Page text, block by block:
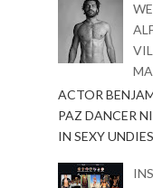
ACTOR
PAZ DANCER
IN SEXY